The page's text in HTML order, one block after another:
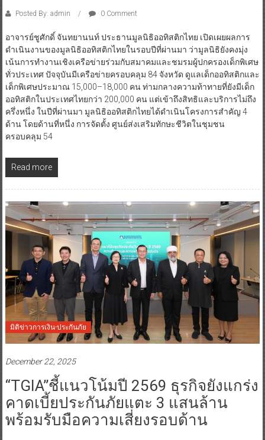
Posted By: admin 0 Comment
อาจารย์ชูศักดิ์ จันทยานนท์ ประธานมูลนิธิออทิสติกไทย เปิดเผยผลการ
ดำเนินงานของมูลนิธิออทิสติกไทยในรอบปีที่ผ่านมา ว่ามูลนิธิยังคงมุ่ง
เน้นการทำงานเชิงเครือข่ายร่วมกับสมาคมและชมรมผู้ปกครองเด็กพิเศษ
ทั่วประเทศ ปัจจุบันมีเครือข่ายครอบคลุม 84 จังหวัด ดูแลเด็กออทิสติกและ
เด็กพิเศษประมาณ 15,000–18,000 คน ท่ามกลางความท้าทายที่ยังมีเด็ก
ออทิสติกในประเทศไทยกว่า 200,000 คน แต่เข้าถึงสิทธิและบริการไม่ถึง
ครึ่งหนึ่ง ในปีที่ผ่านมา มูลนิธิออทิสติกไทยได้ดำเนินโครงการสำคัญ 4
ด้าน โดยด้านที่หนึ่ง การจัดตั้ง ศูนย์ส่งเสริมทักษะชีวิตในชุมชน
ครอบคลุม 54
Read more
มิติข่าวการเงิน-ประกันภัย
December 22, 2025
“TGIA”ชี้แนวโน้มปี 2569 ธุรกิจยังแกร่ง
คาดเบี้ยประกันภัยแตะ 3 แสนล้าน
พร้อมรับมือความเสี่ยงรอบด้าน